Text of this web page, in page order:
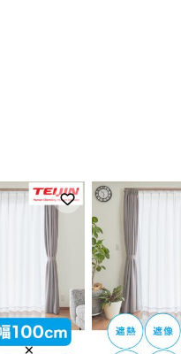
お気に入りに登録